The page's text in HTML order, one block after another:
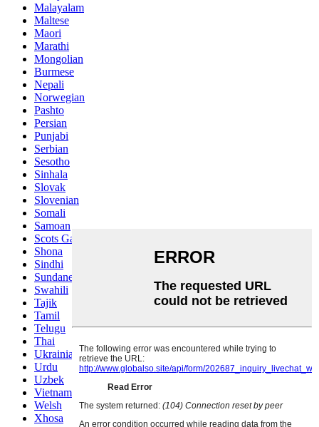
Malayalam
Maltese
Maori
Marathi
Mongolian
Burmese
Nepali
Norwegian
Pashto
Persian
Punjabi
Serbian
Sesotho
Sinhala
Slovak
Slovenian
Somali
Samoan
Scots Gaelic
Shona
Sindhi
Sundanese
Swahili
Tajik
Tamil
Telugu
Thai
Ukrainian
Urdu
Uzbek
Vietnamese
Welsh
Xhosa